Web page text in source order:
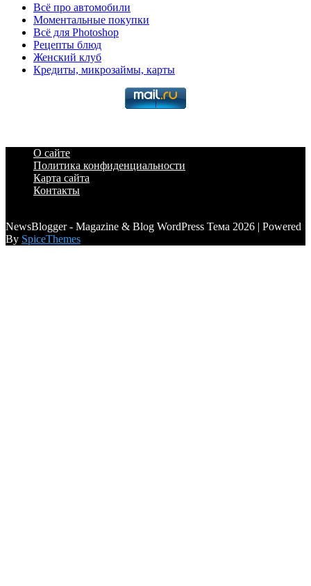
Всё про автомобили
Моментальные покупки
Всё для Photoshop
Рецепты блюд
Женский клуб
Кредиты, микрозаймы, карты
О сайте
Политика конфиденциальности
Карта сайта
Контакты
NewsBlogger - Magazine & Blog WordPress Тема 2026 | Powered
By SpiceThemes